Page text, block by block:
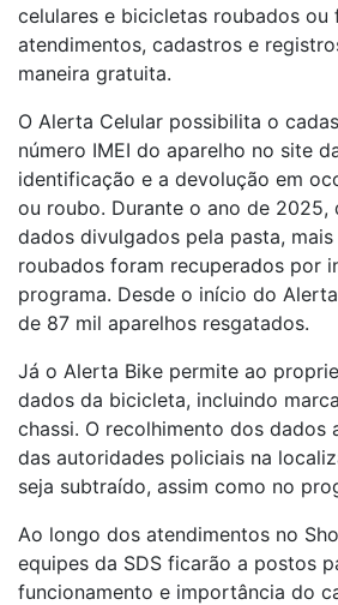
celulares e bicicletas roubados
atendimentos, cadastros e
maneira gratuita.
O Alerta Celular possibilita o
número IMEI do aparelho no site
identificação e a devolução em
ou roubo. Durante o ano de 2025,
dados divulgados pela pasta,
roubados foram recuperados por
programa. Desde o início do
de 87 mil aparelhos resgatados.
Já o Alerta Bike permite ao
dados da bicicleta, incluindo
chassi. O recolhimento dos dados
das autoridades policiais na
seja subtraído, assim como no
Ao longo dos atendimentos no
equipes da SDS ficarão a postos
funcionamento e importância do